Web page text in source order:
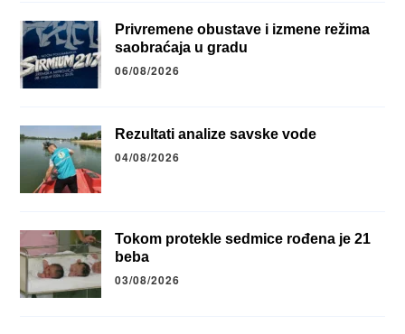
Privremene obustave i izmene režima
saobraćaja u gradu
06/08/2026
Rezultati analize savske vode
04/08/2026
Tokom protekle sedmice rođena je 21
beba
03/08/2026